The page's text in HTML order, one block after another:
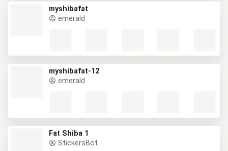
myshibafat
emerald
myshibafat-12
emerald
Fat Shiba 1
StickersBot